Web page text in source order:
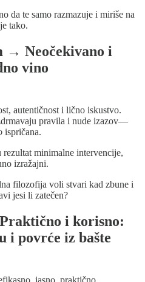
da te samo razmazuje i miriše na
tako.
→ Neočekivano i
vino
autentičnost i lično iskustvo.
pravila i nude izazov—
ispričana.
rezultat minimalne intervencije,
izražajni.
filozofija voli stvari kad zbune i
jesi li zatečen?
i korisno:
i povrće iz bašte
jasno, praktično.